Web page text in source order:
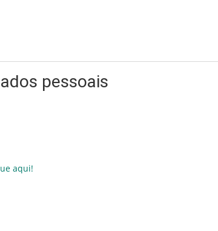
pessoais
aqui!